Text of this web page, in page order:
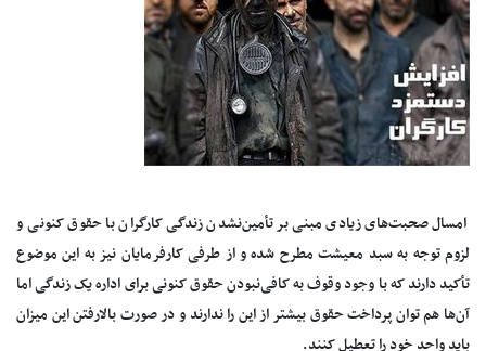
امسال صحبت‌های زیادی مبنی بر تأمین‌نشدن زندگی کارگران با حقوق کنونی و
لزوم توجه به سبد معیشت مطرح شده و از طرفی کارفرمایان نیز به این موضوع
تأکید دارند که با وجود وقوف به کافی‌نبودن حقوق کنونی برای اداره یک زندگی اما
آن‌ها هم توان پرداخت حقوق بیشتر از این را ندارند و در صورت بالارفتن این میزان
باید واحد خود را تعطیل کنند.